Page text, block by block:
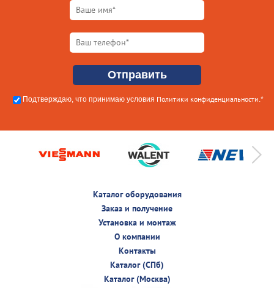
Подтверждаю, что принимаю условия Политики конфиденциальности.*
Каталог оборудования
Заказ и получение
Установка и монтаж
О компании
Контакты
Каталог (СПб)
Каталог (Москва)